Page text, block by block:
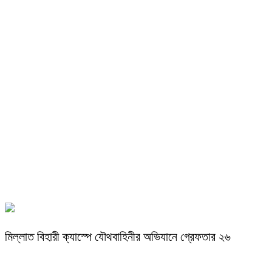
মিল্লাত বিহারী ক্যাস্পে যৌথবাহিনীর অভিযানে গ্রেফতার ২৬